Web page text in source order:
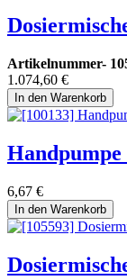
Artikelnummer-
1.074,60 €
In den Warenkorb
Handpumpe
6,67 €
In den Warenkorb